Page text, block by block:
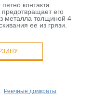
контакта
его
металла толщиной 4
ее из грязи.
Реечные домкраты